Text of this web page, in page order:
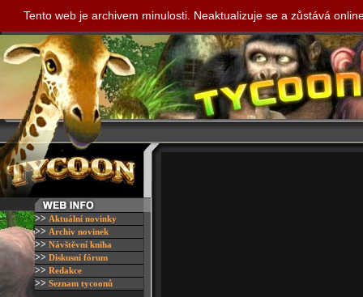
Tento web je archivem minulosti. Neaktualizuje se a zůstává
>> Aktuální novinky
>> Archiv novinek
>> Návštěvní kniha
>> Diskusní fórum
>> Redakce
>> Seznam tycoonů